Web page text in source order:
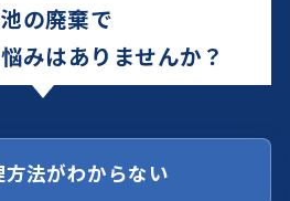
の廃棄で
みはありませんか？
方法がわからない